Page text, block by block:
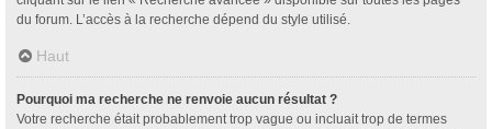
du forum. L’accès à la recherche dépend du style utilisé.
Haut
Pourquoi ma recherche ne renvoie aucun résultat ?
Votre recherche était probablement trop vague ou incluait trop de termes